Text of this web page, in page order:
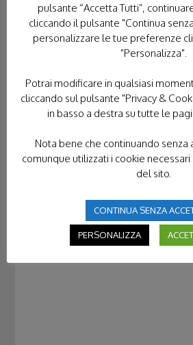
pulsante “Accetta Tutti”,
cliccando il pulsante "Continua
personalizzare le tue preferenze
"Personalizza".
Potrai modificare in qualsiasi
cliccando sul pulsante "Privacy &
in basso a destra su tutte le
Nota bene che continuando senza
comunque utilizzati i cookie
del sito.
CONTINUA SENZA
PERSONALIZZA